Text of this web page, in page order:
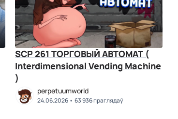
SCP 261 ТОРГОВЫЙ АВТОМАТ (
Interdimensional Vending Machine
)
perpetuumworld
24.06.2026 63 936 праглядаў